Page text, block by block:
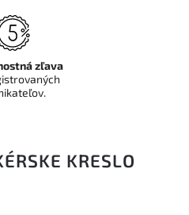
KRESLO
zľava